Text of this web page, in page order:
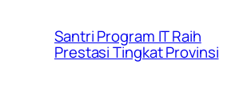
Santri Program IT Raih
Prestasi Tingkat Provinsi